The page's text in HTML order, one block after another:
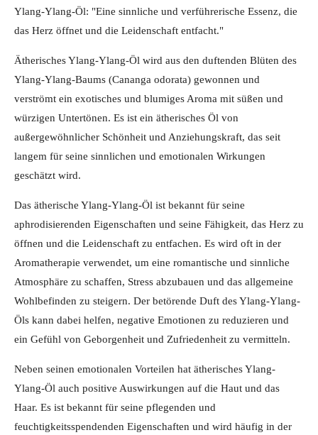
Ylang-Ylang-Öl: "Eine sinnliche und verführerische Essenz, die
das Herz öffnet und die Leidenschaft entfacht."
Ätherisches Ylang-Ylang-Öl wird aus den duftenden Blüten des
Ylang-Ylang-Baums (Cananga odorata) gewonnen und
verströmt ein exotisches und blumiges Aroma mit süßen und
würzigen Untertönen. Es ist ein ätherisches Öl von
außergewöhnlicher Schönheit und Anziehungskraft, das seit
langem für seine sinnlichen und emotionalen Wirkungen
geschätzt wird.
Das ätherische Ylang-Ylang-Öl ist bekannt für seine
aphrodisierenden Eigenschaften und seine Fähigkeit, das Herz zu
öffnen und die Leidenschaft zu entfachen. Es wird oft in der
Aromatherapie verwendet, um eine romantische und sinnliche
Atmosphäre zu schaffen, Stress abzubauen und das allgemeine
Wohlbefinden zu steigern. Der betörende Duft des Ylang-Ylang-
Öls kann dabei helfen, negative Emotionen zu reduzieren und
ein Gefühl von Geborgenheit und Zufriedenheit zu vermitteln.
Neben seinen emotionalen Vorteilen hat ätherisches Ylang-
Ylang-Öl auch positive Auswirkungen auf die Haut und das
Haar. Es ist bekannt für seine pflegenden und
feuchtigkeitsspendenden Eigenschaften und wird häufig in der